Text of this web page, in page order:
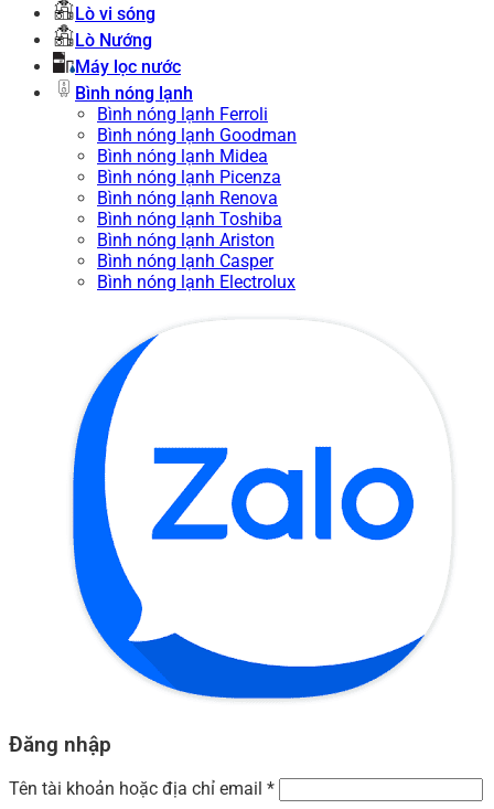
Lò vi sóng
Lò Nướng
Máy lọc nước
Bình nóng lạnh
Bình nóng lạnh Ferroli
Bình nóng lạnh Goodman
Bình nóng lạnh Midea
Bình nóng lạnh Picenza
Bình nóng lạnh Renova
Bình nóng lạnh Toshiba
Bình nóng lạnh Ariston
Bình nóng lạnh Casper
Bình nóng lạnh Electrolux
Đăng nhập
Tên tài khoản hoặc địa chỉ email *